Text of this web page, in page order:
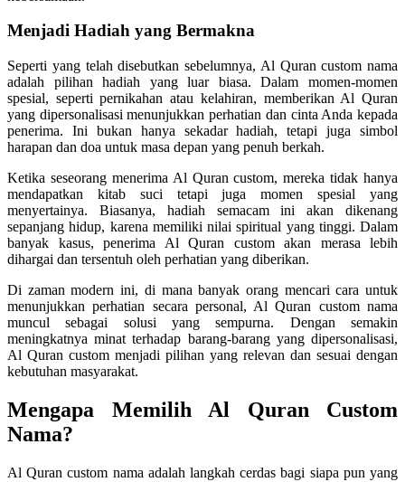
Menjadi Hadiah yang Bermakna
Seperti yang telah disebutkan sebelumnya, Al Quran custom nama
adalah pilihan hadiah yang luar biasa. Dalam momen-momen
spesial, seperti pernikahan atau kelahiran, memberikan Al Quran
yang dipersonalisasi menunjukkan perhatian dan cinta Anda kepada
penerima. Ini bukan hanya sekadar hadiah, tetapi juga simbol
harapan dan doa untuk masa depan yang penuh berkah.
Ketika seseorang menerima Al Quran custom, mereka tidak hanya
mendapatkan kitab suci tetapi juga momen spesial yang
menyertainya. Biasanya, hadiah semacam ini akan dikenang
sepanjang hidup, karena memiliki nilai spiritual yang tinggi. Dalam
banyak kasus, penerima Al Quran custom akan merasa lebih
dihargai dan tersentuh oleh perhatian yang diberikan.
Di zaman modern ini, di mana banyak orang mencari cara untuk
menunjukkan perhatian secara personal, Al Quran custom nama
muncul sebagai solusi yang sempurna. Dengan semakin
meningkatnya minat terhadap barang-barang yang dipersonalisasi,
Al Quran custom menjadi pilihan yang relevan dan sesuai dengan
kebutuhan masyarakat.
Mengapa Memilih Al Quran Custom
Nama?
Al Quran custom nama adalah langkah cerdas bagi siapa pun yang